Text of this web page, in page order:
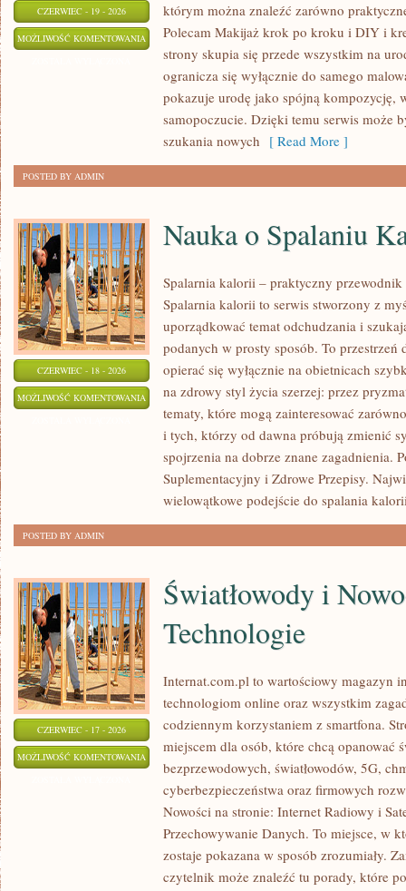
CZERWIEC - 19 - 2026
MOŻLIWOŚĆ KOMENTOWANIA MODA
URODA
którym można znaleźć zarówno
Polecam Makijaż krok po kroku i DIY i
strony skupia się przede wszystkim na
ogranicza się wyłącznie do samego
pokazuje urodę jako spójną kompozycję,
samopoczucie. Dzięki temu serwis może
szukania nowych [ Read More ]
POSTED BY ADMIN
CZERWIEC - 18 - 2026
MOŻLIWOŚĆ KOMENTOWANIA NAUKA
SPALANIU
KALORII
Nauka o Spalaniu
Spalarnia kalorii – praktyczny
Spalarnia kalorii to serwis stworzony z
uporządkować temat odchudzania i
podanych w prosty sposób. To
opierać się wyłącznie na obietnicach
na zdrowy styl życia szerzej: przez
tematy, które mogą zainteresować
i tych, którzy od dawna próbują zmienić
spojrzenia na dobrze znane zagadnienia.
Suplementacyjny i Zdrowe Przepisy.
wielowątkowe podejście do spalania
POSTED BY ADMIN
CZERWIEC - 17 - 2026
MOŻLIWOŚĆ KOMENTOWANIA ŚWIATŁOWODY
NOWOCZESNE
Światłowody i
Technologie
Internat.com.pl to wartościowy magazyn
technologiom online oraz wszystkim
codziennym korzystaniem z smartfona.
miejscem dla osób, które chcą opanować
bezprzewodowych, światłowodów, 5G,
cyberbezpieczeństwa oraz firmowych
Nowości na stronie: Internet Radiowy i
Przechowywanie Danych. To miejsce, w
zostaje pokazana w sposób zrozumiały.
czytelnik może znaleźć tu porady, które